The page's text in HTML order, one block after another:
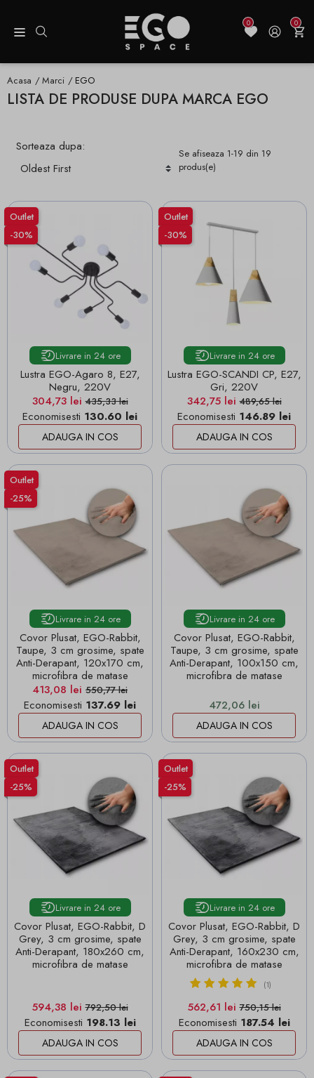
0 0
Acasa Marci EGO
LISTA DE PRODUSE DUPA MARCA EGO
Sorteaza dupa:
Se afiseaza 1-19 din 19
produs(e)
Outlet
-30%
Livrare in 24 ore
Lustra EGO-Agaro 8, E27,
Negru, 220V
Pret
304,73 leiPret de baza
435,33 lei
Economisesti 130.60 lei
ADAUGA IN COS
Outlet
-30%
Livrare in 24 ore
Lustra EGO-SCANDI CP, E27,
Gri, 220V
Pret
342,75 leiPret de baza
489,65 lei
Economisesti 146.89 lei
ADAUGA IN COS
Outlet
-25%
Livrare in 24 ore
Covor Plusat, EGO-Rabbit,
Taupe, 3 cm grosime, spate
Anti-Derapant, 120x170 cm,
microfibra de matase
Pret
413,08 lei Pret de baza
550,77 lei
Economisesti 137.69 lei
ADAUGA IN COS
Livrare in 24 ore
Covor Plusat, EGO-Rabbit,
Taupe, 3 cm grosime, spate
Anti-Derapant, 100x150 cm,
microfibra de matase
Pret
472,06 lei
ADAUGA IN COS
Outlet
-25%
Livrare in 24 ore
Covor Plusat, EGO-Rabbit, D
Grey, 3 cm grosime, spate
Anti-Derapant, 180x260 cm,
microfibra de matase
Pret
594,38 leiPret de baza
792,50 lei
Economisesti 198.13 lei
ADAUGA IN COS
Outlet
-25%
Livrare in 24 ore
Covor Plusat, EGO-Rabbit, D
Grey, 3 cm grosime, spate
Anti-Derapant, 160x230 cm,
microfibra de matase
(1)
Pret
562,61 leiPret de baza
750,15 lei
Economisesti 187.54 lei
ADAUGA IN COS